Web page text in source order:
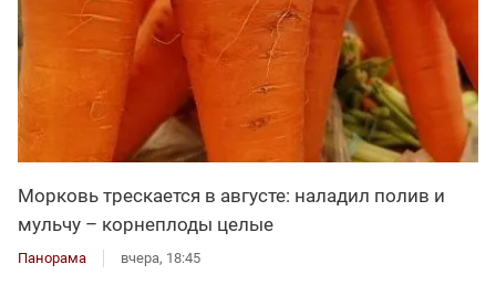
Морковь трескается в августе: наладил полив и
мульчу – корнеплоды целые
Панорама вчера, 18:45